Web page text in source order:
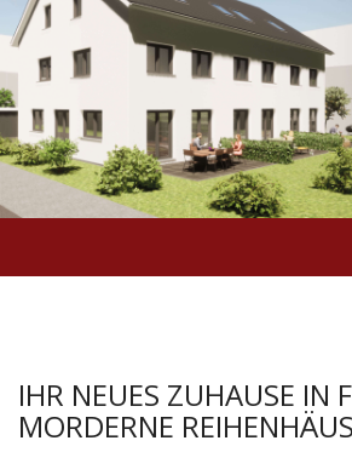
ARCHITEKTUR & HÄUSER
EINFAMILIENHÄUSER
DOPPELHÄUSER
ENERGIE & FÖRDERUNG
EFFIZIENZ
IMMOBILIENINVESTMENT
UNTERNEHMEN
STABILITÄT
GRUNDSTÜCKE MIT HAUS
SCHLOSSGARTEN
EIGENTUMSWOHNUNGEN
WACKERSDORF
INFORMATIONEN
IHR NEUES ZUHAUSE IN
MORDERNE